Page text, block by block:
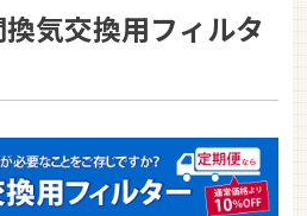
気交換用フィルタ